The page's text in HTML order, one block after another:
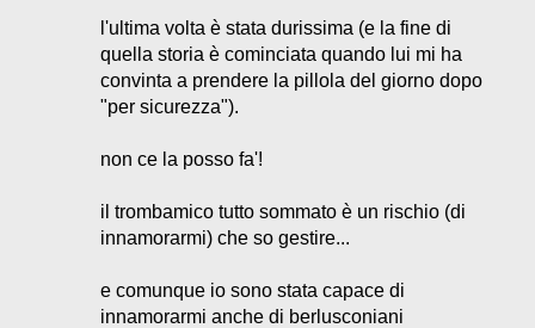
l'ultima volta è stata durissima (e la fine di
quella storia è cominciata quando lui mi ha
convinta a prendere la pillola del giorno dopo
"per sicurezza").
non ce la posso fa'!
il trombamico tutto sommato è un rischio (di
innamorarmi) che so gestire...
e comunque io sono stata capace di
innamorarmi anche di berlusconiani